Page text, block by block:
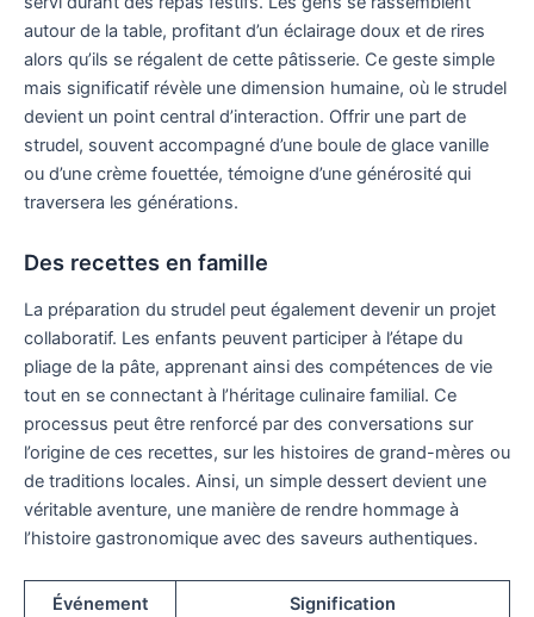
autour de la table, profitant d’un éclairage doux et de rires
alors qu’ils se régalent de cette pâtisserie. Ce geste simple
mais significatif révèle une dimension humaine, où le strudel
devient un point central d’interaction. Offrir une part de
strudel, souvent accompagné d’une boule de glace vanille
ou d’une crème fouettée, témoigne d’une générosité qui
traversera les générations.
Des recettes en famille
La préparation du strudel peut également devenir un projet
collaboratif. Les enfants peuvent participer à l’étape du
pliage de la pâte, apprenant ainsi des compétences de vie
tout en se connectant à l’héritage culinaire familial. Ce
processus peut être renforcé par des conversations sur
l’origine de ces recettes, sur les histoires de grand-mères ou
de traditions locales. Ainsi, un simple dessert devient une
véritable aventure, une manière de rendre hommage à
l’histoire gastronomique avec des saveurs authentiques.
Événement Signification